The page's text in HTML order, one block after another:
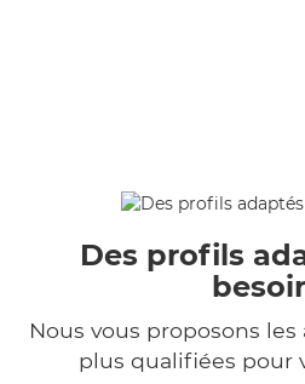
Des profils
Nous vous proposons
plus qualifiées pour